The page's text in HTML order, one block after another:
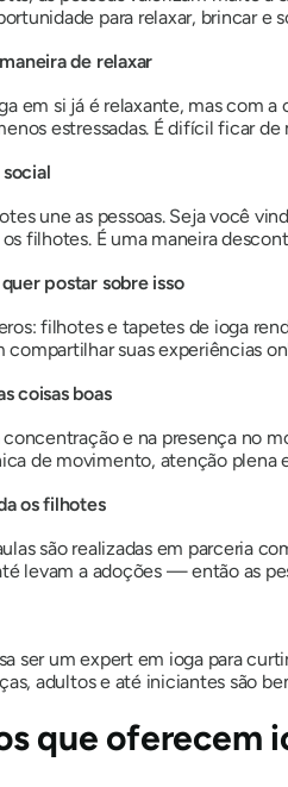
para relaxar, brincar e
de relaxar
em si já é relaxante, mas com
estressadas. É difícil ficar
une as pessoas. Seja você
filhotes. É uma maneira
postar sobre isso
filhotes e tapetes de ioga
compartilhar suas experiências
coisas boas
concentração e na presença no
de movimento, atenção plena
os filhotes
são realizadas em parceria
levam a adoções — então as
ser um expert em ioga para
adultos e até iniciantes são
que oferecem